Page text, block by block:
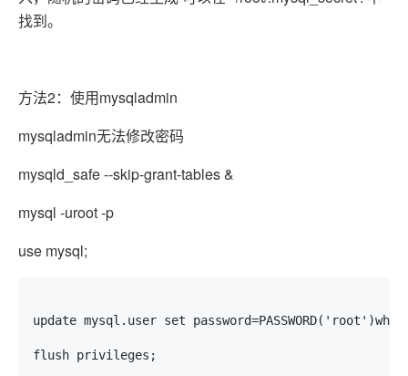
找到。
方法2：使用mysqladmin
mysqladmin无法修改密码
mysqld_safe --skip-grant-tables &
mysql -uroot -p
use mysql;
update mysql.user set
flush privileges;